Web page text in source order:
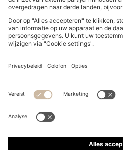
Herroeping indienen
Privacyverklaring Online Store
Privacyverklaring HUGO
Privacyverklaring HUGO